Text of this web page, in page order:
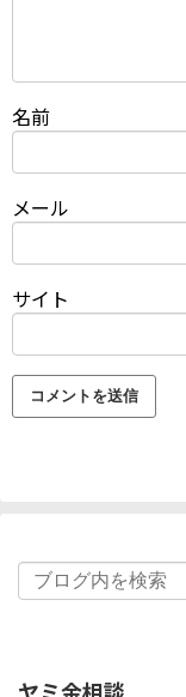
名前
メール
サイト